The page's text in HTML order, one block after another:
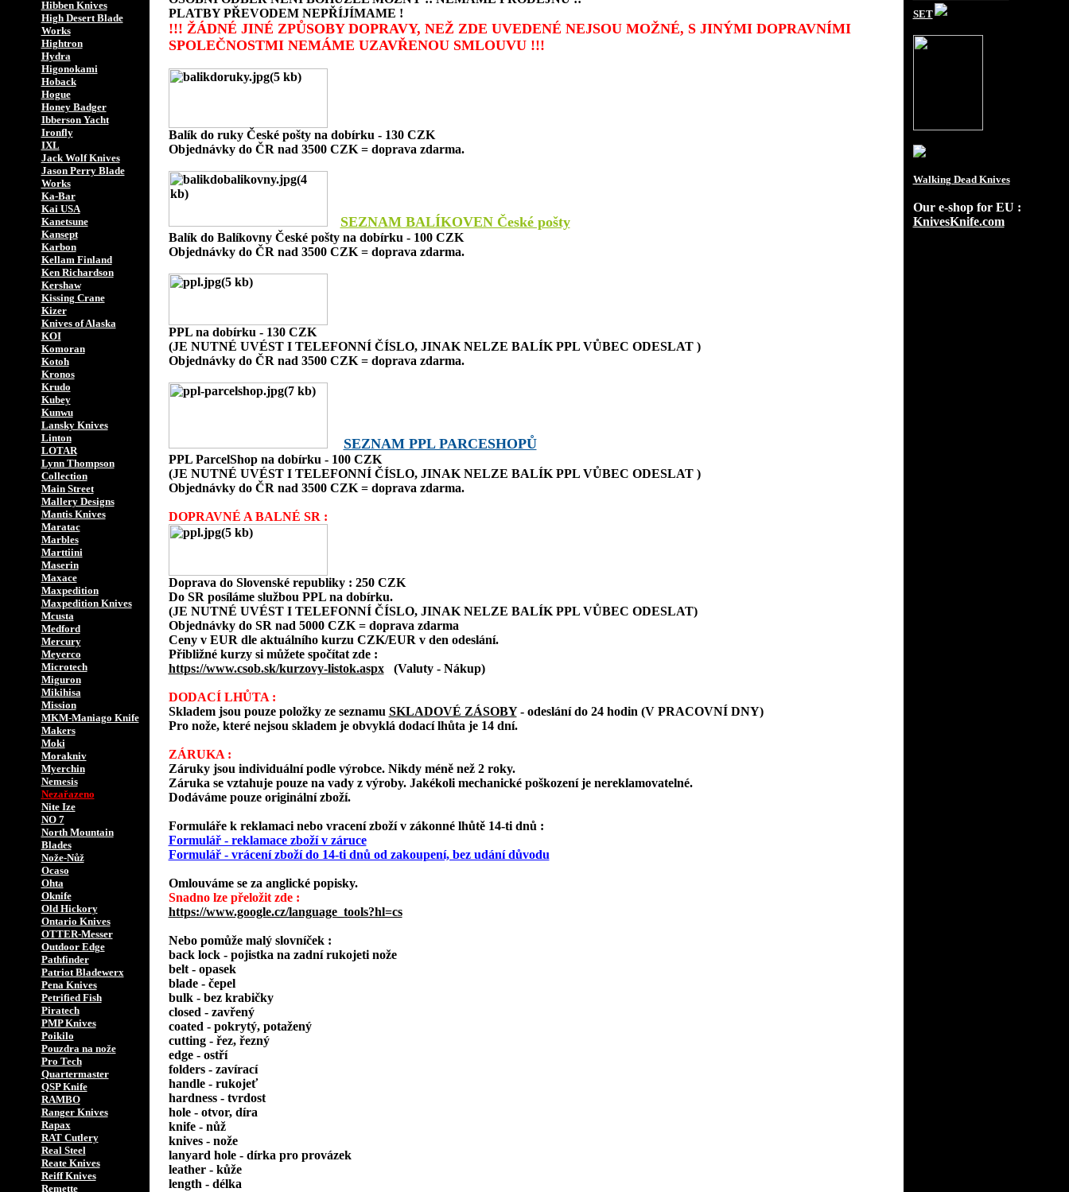
Hibben Knives
High Desert Blade
Works
Hightron
Hydra
Higonokami
Hoback
Hogue
Honey Badger
Ibberson Yacht
Ironfly
IXL
Jack Wolf Knives
Jason Perry Blade
Works
Ka-Bar
Kai USA
Kanetsune
Kansept
Karbon
Kellam Finland
Ken Richardson
Kershaw
Kissing Crane
Kizer
Knives of Alaska
KOI
Komoran
Kotoh
Kronos
Krudo
Kubey
Kunwu
Lansky Knives
Linton
LOTAR
Lynn Thompson
Collection
Main Street
Mallery Designs
Mantis Knives
Maratac
Marbles
Marttiini
Maserin
Maxace
Maxpedition
Maxpedition Knives
Mcusta
Medford
Mercury
Meyerco
Microtech
Miguron
Mikihisa
Mission
MKM-Maniago Knife
Makers
Moki
Morakniv
Myerchin
Nemesis
Nezařazeno
Nite Ize
NO 7
North Mountain
Blades
Nože-Nůž
Ocaso
Ohta
Oknife
Old Hickory
Ontario Knives
OTTER-Messer
Outdoor Edge
Pathfinder
Patriot Bladewerx
Pena Knives
Petrified Fish
Piratech
PMP Knives
Poikilo
Pouzdra na nože
Pro Tech
Quartermaster
QSP Knife
RAMBO
Ranger Knives
Rapax
RAT Cutlery
Real Steel
Reate Knives
Reiff Knives
Remette
PLATBY PŘEVODEM NEPŘÍJÍMAME !
!!! ŽÁDNÉ JINÉ ZPŮSOBY DOPRAVY, NEŽ ZDE UVEDENÉ NEJSOU MOŽNÉ, S JINÝMI DOPRAVNÍMI
SPOLEČNOSTMI NEMÁME UZAVŘENOU SMLOUVU !!!
Balík do ruky České pošty na dobírku - 130 CZK
Objednávky do ČR nad 3500 CZK = doprava zdarma.
SEZNAM BALÍKOVEN České pošty
Balík do Balíkovny České pošty na dobírku - 100 CZK
Objednávky do ČR nad 3500 CZK = doprava zdarma.
PPL na dobírku - 130 CZK
(JE NUTNÉ UVÉST I TELEFONNÍ ČÍSLO, JINAK NELZE BALÍK PPL VŮBEC ODESLAT )
Objednávky do ČR nad 3500 CZK = doprava zdarma.
SEZNAM PPL PARCESHOPŮ
PPL ParcelShop na dobírku - 100 CZK
(JE NUTNÉ UVÉST I TELEFONNÍ ČÍSLO, JINAK NELZE BALÍK PPL VŮBEC ODESLAT )
Objednávky do ČR nad 3500 CZK = doprava zdarma.
DOPRAVNÉ A BALNÉ SR :
Doprava do Slovenské republiky : 250 CZK
Do SR posíláme službou PPL na dobírku.
(JE NUTNÉ UVÉST I TELEFONNÍ ČÍSLO, JINAK NELZE BALÍK PPL VŮBEC ODESLAT)
Objednávky do SR nad 5000 CZK = doprava zdarma
Ceny v EUR dle aktuálního kurzu CZK/EUR v den odeslání.
Přibližné kurzy si můžete spočítat zde :
https://www.csob.sk/kurzovy-listok.aspx
(Valuty - Nákup)
DODACÍ LHŮTA :
Skladem jsou pouze položky ze seznamu SKLADOVÉ ZÁSOBY - odeslání do 24 hodin (V PRACOVNÍ DNY)
Pro nože, které nejsou skladem je obvyklá dodací lhůta je 14 dní.
ZÁRUKA :
Záruky jsou individuální podle výrobce. Nikdy méně než 2 roky.
Záruka se vztahuje pouze na vady z výroby. Jakékoli mechanické poškození je nereklamovatelné.
Dodáváme pouze originální zboží.
Formuláře k reklamaci nebo vracení zboží v zákonné lhůtě 14-ti dnů :
Formulář - reklamace zboží v záruce
Formulář - vrácení zboží do 14-ti dnů od zakoupení, bez udání důvodu
Omlouváme se za anglické popisky.
Snadno lze přeložit zde :
https://www.google.cz/language_tools?hl=cs
Nebo pomůže malý slovníček :
back lock - pojistka na zadní rukojeti nože
belt - opasek
blade - čepel
bulk - bez krabičky
closed - zavřený
coated - pokrytý, potažený
cutting - řez, řezný
edge - ostří
folders - zavírací
handle - rukojeť
hardness - tvrdost
hole - otvor, díra
knife - nůž
knives - nože
lanyard hole - dírka pro provázek
leather - kůže
length - délka
SET
Walking Dead Knives
Our e-shop for EU :
KnivesKnife.com